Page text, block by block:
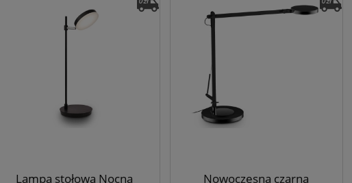
Lampa stołowa Nocna Nowoczesna czarna